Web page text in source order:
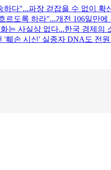
하다"...파장 걷잡을 수 없이 확
르도록 하라"...개전 106일만에
는 사실상 없다...한국 경제의
'훼손 시신' 실종자 DNA도 전